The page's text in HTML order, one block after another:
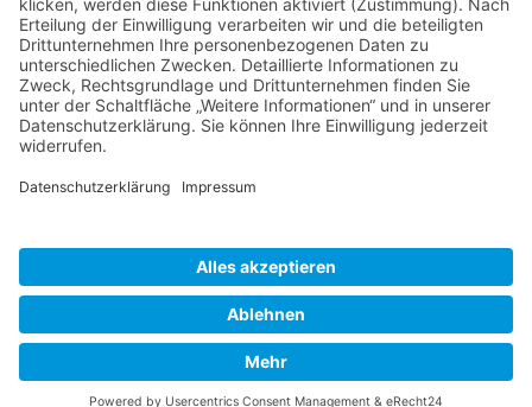
Startseite
Zurück zur Startseite
© 2026 BISTUM WÜRZBURG
IMPRESSUM
DATENSCHUTZERKLÄRUNG|
ERKLÄRUNG ZUR BARRIEREFREIHEIT